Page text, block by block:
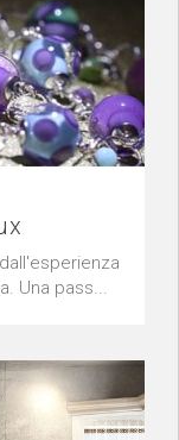
Una pass...